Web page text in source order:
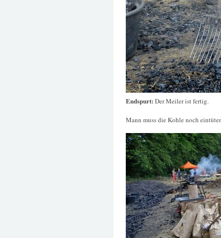
Endspurt: Der Meiler ist fertig.
Mann muss die Kohle noch